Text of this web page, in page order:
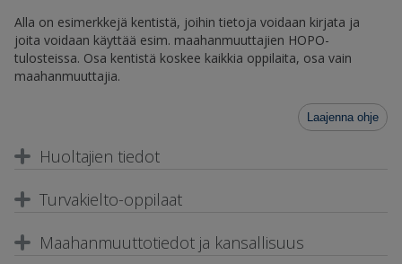
Alla on esimerkkejä kentistä, joihin tietoja voidaan kirjata ja
joita voidaan käyttää esim. maahanmuuttajien HOPO-
tulosteissa. Osa kentistä koskee kaikkia oppilaita, osa vain
maahanmuuttajia.
Laajenna ohje
Huoltajien tiedot
Turvakielto-oppilaat
Maahanmuuttotiedot ja kansallisuus